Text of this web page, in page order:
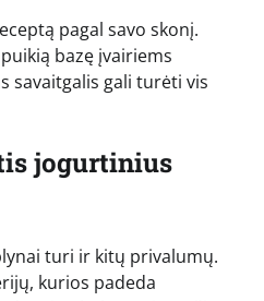
pagal savo skonį.
bazę įvairiems
savaitgalis gali turėti vis
jogurtinius
turi ir kitų privalumų.
kurios padeda